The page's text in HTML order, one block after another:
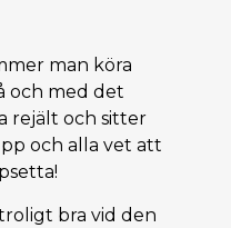
man köra
och med det
rejält och sitter
och alla vet att
bra vid den